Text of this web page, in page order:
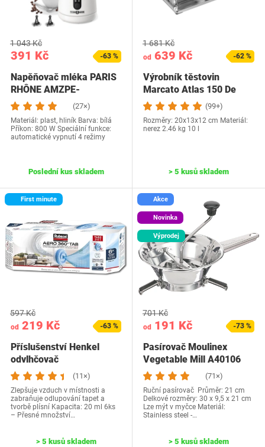
391 Kč
1 043 Kč
-63 %
Napěňovač mléka PARIS
RHÔNE AMZPE-
MF010B01
(27×)
Materiál: plast, hliník Barva: bílá
Příkon: 800 W Speciální funkce:
automatické vypnutí 4 režimy
Poslední kus skladem
od 639 Kč
1 681 Kč
-62 %
Výrobník těstovin
Marcato Atlas 150 De
Luxe
(99+)
Rozměry: 20x13x12 cm Materiál:
nerez 2.46 kg 10 l
> 5 kusů skladem
First minute
od 219 Kč
597 Kč
-63 %
Příslušenství Henkel
odvlhčovač
(11×)
Zlepšuje vzduch v místnosti a
zabraňuje odlupování tapet a
tvorbě plísní Kapacita: 20 ml 6ks
– Přesné množství…
> 5 kusů skladem
Akce
Novinka
Výprodej
od 191 Kč
701 Kč
-73 %
Pasírovač Moulinex
Vegetable Mill A40106
(71×)
Ruční pasírovač Průměr: 21 cm
Delkové rozměry: 30 x 9,5 x 21 cm
Lze mýt v myčce Materiál:
Stainless steel -…
> 5 kusů skladem